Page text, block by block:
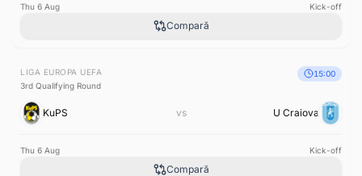
Thu 6 Aug Kick-off
Compară
LIGA EUROPA UEFA
3rd Qualifying Round
15:00
KuPS vs U Craiova
Thu 6 Aug Kick-off
Compară